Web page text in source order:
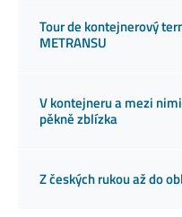
Tour de kontejnerový
METRANSU
V kontejneru a mezi
pěkně zblízka
Z českých rukou až do